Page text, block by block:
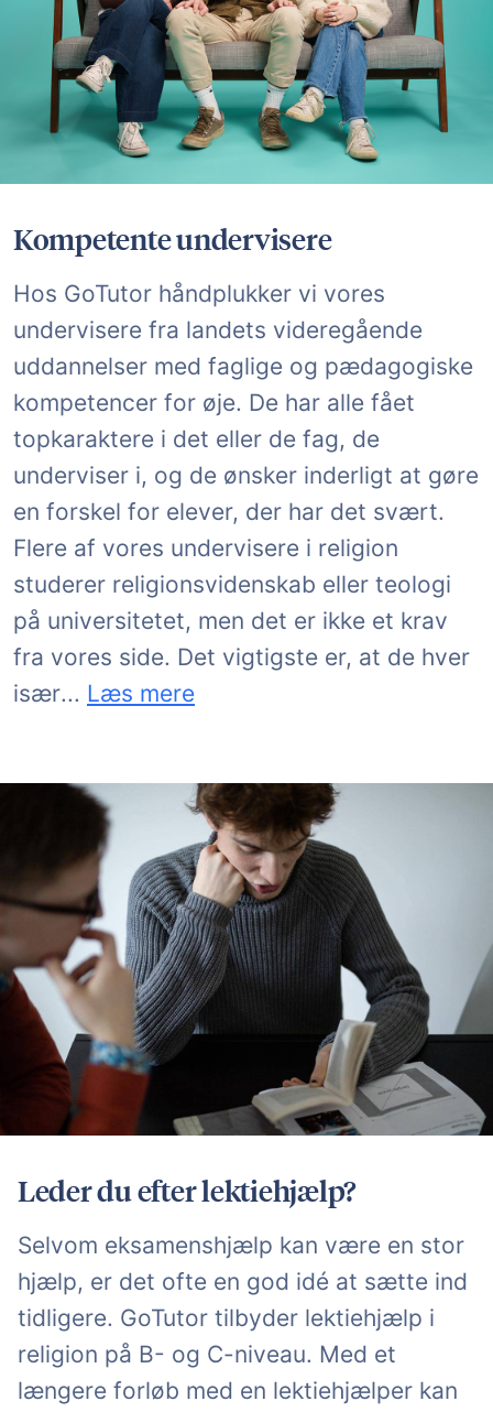
Kompetente undervisere
Hos GoTutor håndplukker vi vores
undervisere fra landets videregående
uddannelser med faglige og pædagogiske
kompetencer for øje. De har alle fået
topkaraktere i det eller de fag, de
underviser i, og de ønsker inderligt at gøre
en forskel for elever, der har det svært.
Flere af vores undervisere i religion
studerer religionsvidenskab eller teologi
på universitetet, men det er ikke et krav
fra vores side. Det vigtigste er, at de hver
isærkan møde en elev, der hvor eleven er,
... Læs mere
Leder du efter lektiehjælp?
Selvom eksamenshjælp kan være en stor
hjælp, er det ofte en god idé at sætte ind
tidligere. GoTutor tilbyder lektiehjælp i
religion på B- og C-niveau. Med et
længere forløb med en lektiehjælper kan